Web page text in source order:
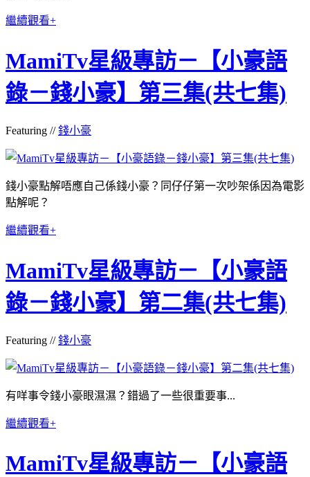
繼續觀看+
MamiTv星級專訪－【小豪語
錄－錢小豪】第三集(共七集)
Featuring //錢小豪
錢小豪點解唔應自己係錢小豪？同仔仔第一次吵架係因為電影
點解呢？
繼續觀看+
MamiTv星級專訪－【小豪語
錄－錢小豪】第二集(共七集)
Featuring //錢小豪
有咩事令錢小豪眼濕濕？錯過了一些很重要事...
繼續觀看+
MamiTv星級專訪－【小豪語